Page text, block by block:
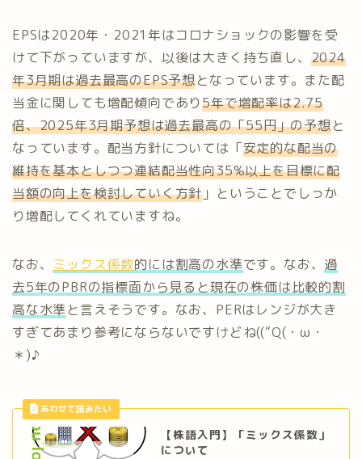
EPSは2020年・2021年はコロナショックの影響を受
けて下がっていますが、以後は大きく持ち直し、 2024
年3月期は過去最高のEPS予想となっています。また配
当金に関しても増配傾向であり5年で増配率は2.75
倍、2025年3月期予想は過去最高の「55円」の予想と
なっています。配当方針については「安定的な配当の
維持を基本としつつ連結配当性向35%以上を目標に配
当額の向上を検討していく方針 」ということでしっか
り増配してくれていますね。
なお、 ミックス係数的には割高の水準です。なお、 過
去5年のPBRの指標面から見ると現在の株価は比較的割
高な水準 と言えそうです。なお、PERはレンジが大き
すぎてあまり参考にならないですけどね((“Q(・ω・
＊)♪
【株語入門】「ミックス係数」
について